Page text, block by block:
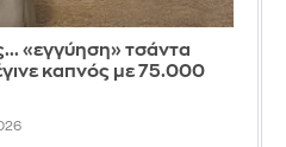
«εγγύηση» τσάντα
καπνός με 75.000